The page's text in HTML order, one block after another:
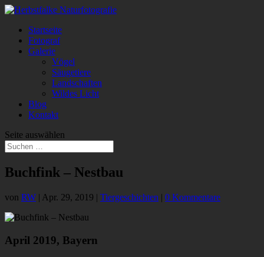
Startseite
Fotograf
Galerie
Vögel
Säugetiere
Landschaften
Wildes Licht
Blog
Kontakt
Seite auswählen
Buchfink – Nestbau
von RW | Apr. 29, 2019 | Tiergeschichten | 0 Kommentare
April 2019, Bayern